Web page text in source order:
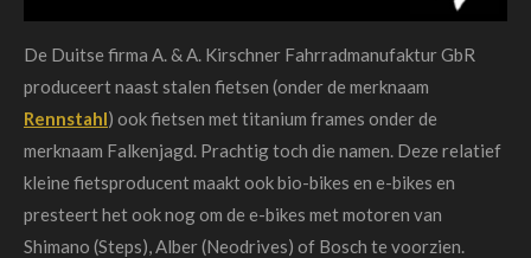
De Duitse firma A. & A. Kirschner Fahrradmanufaktur GbR
produceert naast stalen fietsen (onder de merknaam
Rennstahl) ook fietsen met titanium frames onder de
merknaam Falkenjagd. Prachtig toch die namen. Deze relatief
kleine fietsproducent maakt ook bio-bikes en e-bikes en
presteert het ook nog om de e-bikes met motoren van
Shimano (Steps), Alber (Neodrives) of Bosch te voorzien.